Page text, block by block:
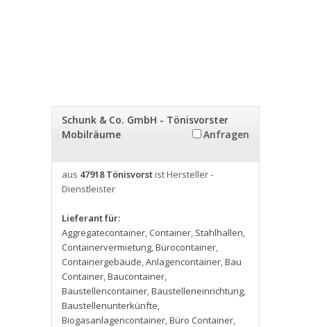
Schunk & Co. GmbH - Tönisvorster
Mobilräume
Anfragen
aus 47918 Tönisvorstist Hersteller -
Dienstleister
Lieferant für:
Aggregatecontainer, Container, Stahlhallen,
Containervermietung,Bürocontainer,
Containergebäude,Anlagencontainer,Bau
Container,Baucontainer,
Baustellencontainer,Baustelleneinrichtung,
Baustellenunterkünfte,
Biogasanlagencontainer,Büro Container,